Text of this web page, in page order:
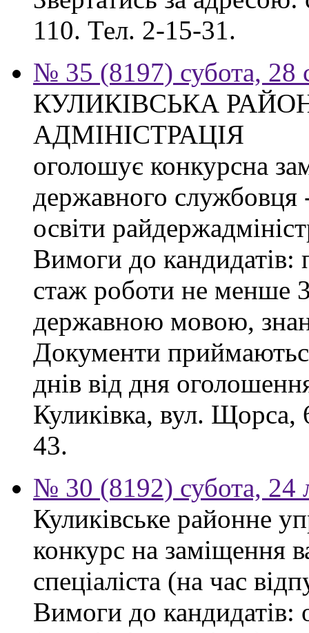
110. Тел. 2-15-31.
№ 35 (8197) субота, 28
КУЛИКІВСЬКА
АДМІНІСТРАЦІЯ
оголошує конкурсна
державного службовця -
освіти
Вимоги до кандидатів:
стаж роботи не менше
державною мовою,
Документи
днів від дня
Куликівка, вул.
43.
№ 30 (8192) субота, 24
Куликівське районне
конкурс на заміщення
спеціаліста (на час
Вимоги до